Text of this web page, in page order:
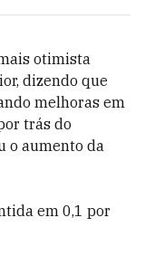
otimista
dizendo que
melhoras em
trás do
o aumento da
em 0,1 por